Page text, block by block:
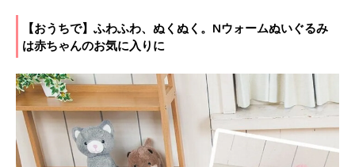
【おうちで】ふわふわ、ぬくぬく。Nウォームぬいぐるみ
は赤ちゃんのお気に入りに